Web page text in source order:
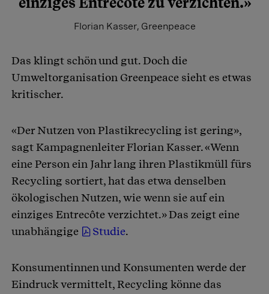
Florian Kasser, Greenpeace
Das klingt schön und gut. Doch die
Umweltorganisation Greenpeace sieht es etwas
kritischer.
«Der Nutzen von Plastikrecycling ist gering»,
sagt Kampagnenleiter Florian Kasser. «Wenn
eine Person ein Jahr lang ihren Plastikmüll fürs
Recycling sortiert, hat das etwa denselben
ökologischen Nutzen, wie wenn sie auf ein
einziges Entrecôte verzichtet.» Das zeigt eine
unabhängige
Studie.
Konsumentinnen und Konsumenten werde der
Eindruck vermittelt, Recycling könne das